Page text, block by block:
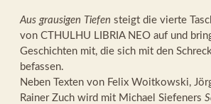
Aus grausigen Tiefen steigt die vierte
von CTHULHU LIBRIA NEO auf und
Geschichten mit, die sich mit den
befassen.
Neben Texten von Felix Woitkowski,
Rainer Zuch wird mit Michael Siefeners